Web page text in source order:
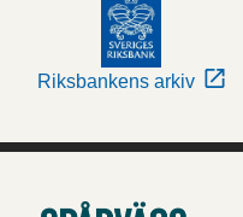
Riksbankens arkiv